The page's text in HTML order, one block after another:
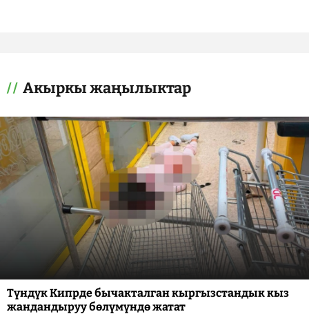
Акыркы жаңылыктар
Түндүк Кипрде бычакталган кыргызстандык кыз
жандандыруу бөлүмүндө жатат